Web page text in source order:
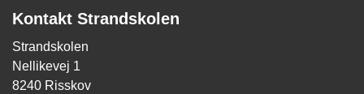
Kontakt Strandskolen
Strandskolen
Nellikevej 1
8240 Risskov